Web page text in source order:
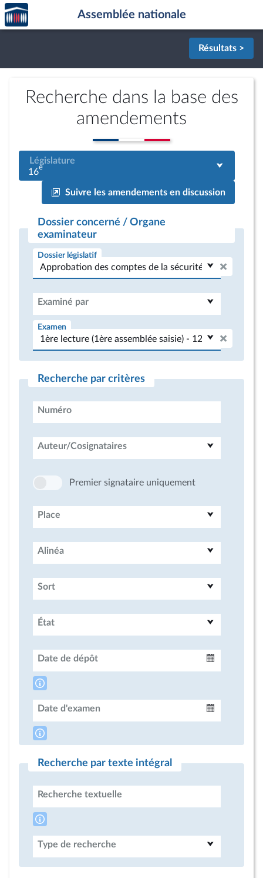
Aller au contenu
Aller en bas de la page
Accèder
à la
page
Assemblée nationale
Résultats >
Recherche dans la base des
amendements
Législature
16e
Suivre les amendements en discussion
Dossier concerné / Organe
examinateur
Dossier législatif
Examiné par
Examen
Recherche par critères
Numéro
Auteur/Cosignataires
Premier signataire uniquement
Place
Alinéa
Sort
État
Date de dépôt
Date d'examen
Recherche par texte intégral
Recherche textuelle
Type de recherche